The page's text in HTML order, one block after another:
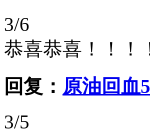
3/6
恭喜恭喜！！！
回复： 原油回血
3/5